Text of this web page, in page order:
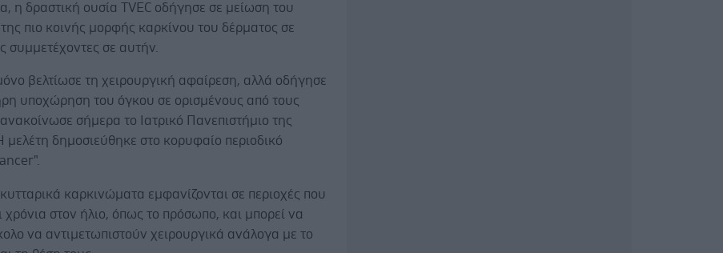
η δραστική ουσία TVEC οδήγησε σε μείωση του
πιο κοινής μορφής καρκίνου του δέρματος σε
συμμετέχοντες σε αυτήν.
βελτίωσε τη χειρουργική αφαίρεση, αλλά οδήγησε
υποχώρηση του όγκου σε ορισμένους από τους
σήμερα το Ιατρικό Πανεπιστήμιο της
μελέτη δημοσιεύθηκε στο κορυφαίο περιοδικό
καρκινώματα εμφανίζονται σε περιοχές που
χρόνια στον ήλιο, όπως το πρόσωπο, και μπορεί να
να αντιμετωπιστούν χειρουργικά ανάλογα με το